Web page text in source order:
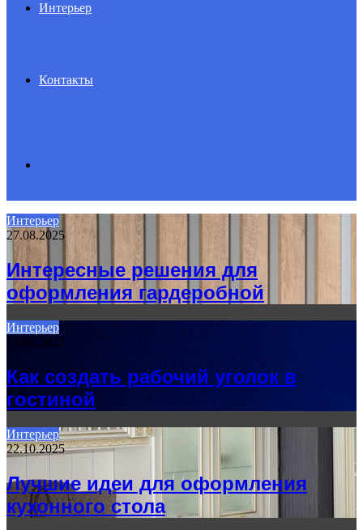
Интерьер
Контакты
for
Интерьер
27.08.2025
Интересные решения для
оформления гардеробной
Интерьер
16.08.2025
Как создать рабочий уголок в
гостиной
Интерьер
22.10.2025
Лучшие идеи для оформления
кухонного стола